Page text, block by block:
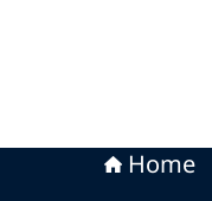
Home